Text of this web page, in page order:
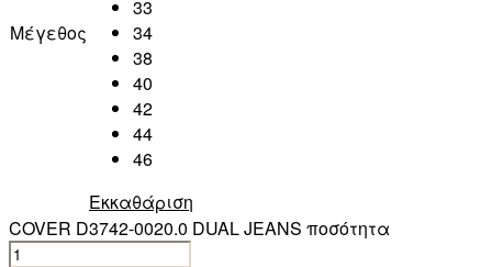
Μέγεθος
33
34
38
40
42
44
46
Εκκαθάριση
COVER D3742-0020.0 DUAL JEANS ποσότητα